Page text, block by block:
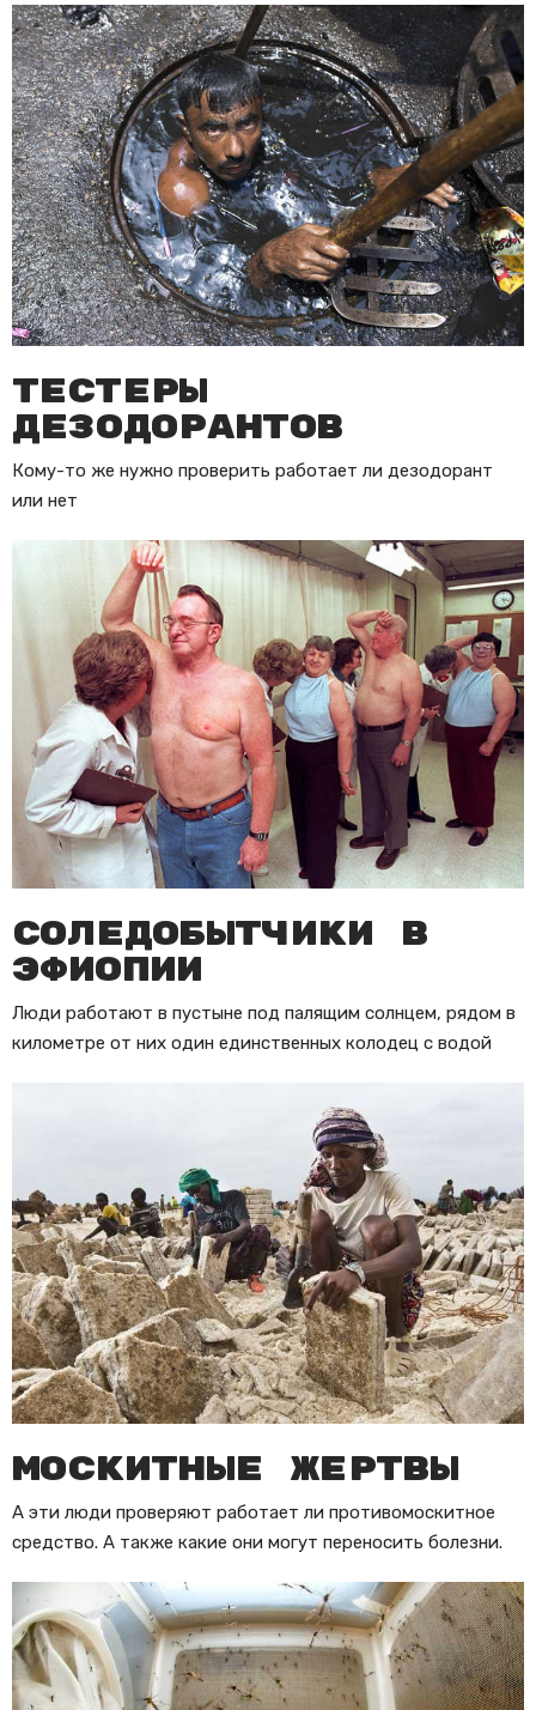
Тестеры
дезодорантов
Кому-то же нужно проверить работает ли дезодорант
или нет
Соледобытчики в
Эфиопии
Люди работают в пустыне под палящим солнцем, рядом в
километре от них один единственных колодец с водой
Москитные жертвы
А эти люди проверяют работает ли противомоскитное
средство. А также какие они могут переносить болезни.